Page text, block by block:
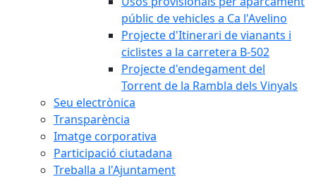
públic de vehicles a Ca l'Avelino
Projecte d'Itinerari de vianants i
ciclistes a la carretera B-502
Projecte d'endegament del
Torrent de la Rambla dels Vinyals
Seu electrònica
Transparència
Imatge corporativa
Participació ciutadana
Treballa a l'Ajuntament